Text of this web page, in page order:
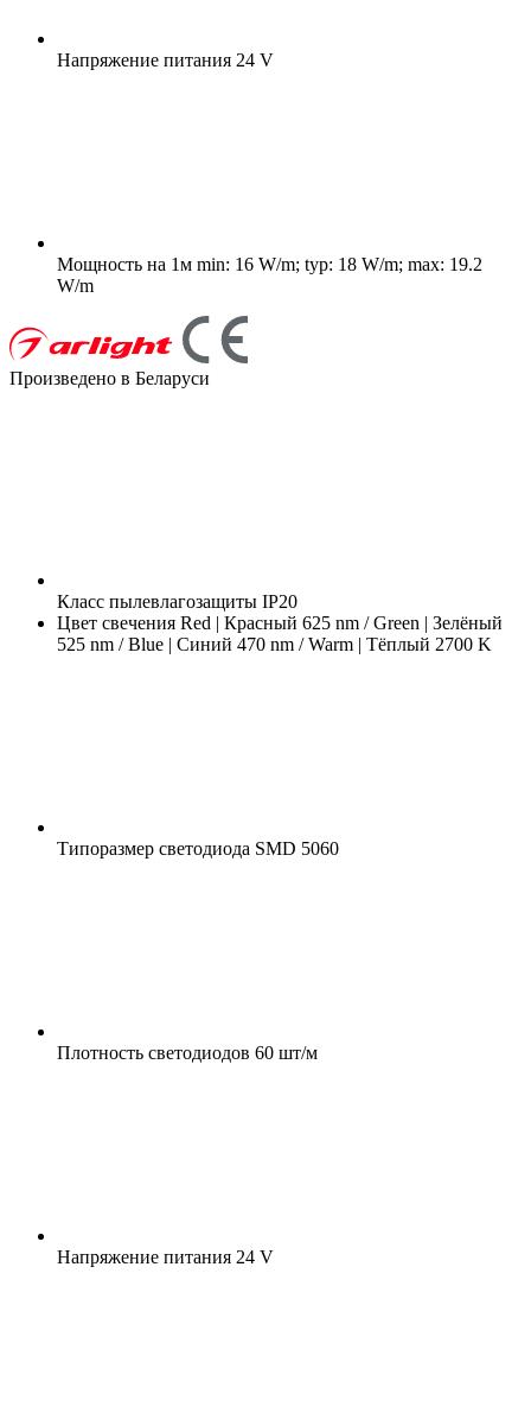
Напряжение питания 24 V
Мощность на 1м min: 16 W/m; typ: 18 W/m; max: 19.2
W/m
Произведено в Беларуси
Класс пылевлагозащиты IP20
Цвет свечения Red | Красный 625 nm / Green | Зелёный
525 nm / Blue | Синий 470 nm / Warm | Тёплый 2700 K
Типоразмер светодиода SMD 5060
Плотность светодиодов 60 шт/м
Напряжение питания 24 V